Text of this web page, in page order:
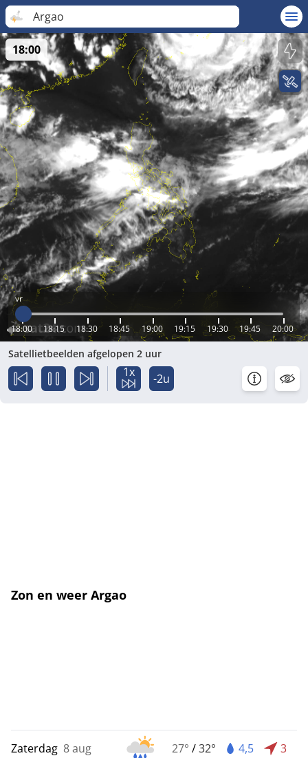
Argao
vr
18:00 18:15 18:30 18:45 19:00 19:15 19:30 19:45 20:00
18:00
Satellietbeelden afgelopen 2 uur
1x -2u
Zon en weer Argao
Zaterdag 8 aug 27° /32° 4,5 3